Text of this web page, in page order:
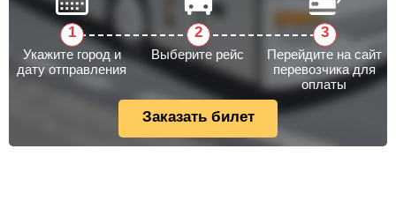
Укажите город и
дату отправления
Выберите рейс
Перейдите на сайт
перевозчика для
оплаты
Заказать билет